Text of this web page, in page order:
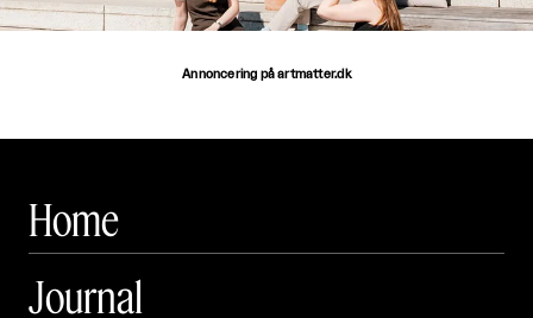
Annoncering på artmatter.dk
Home
Journal